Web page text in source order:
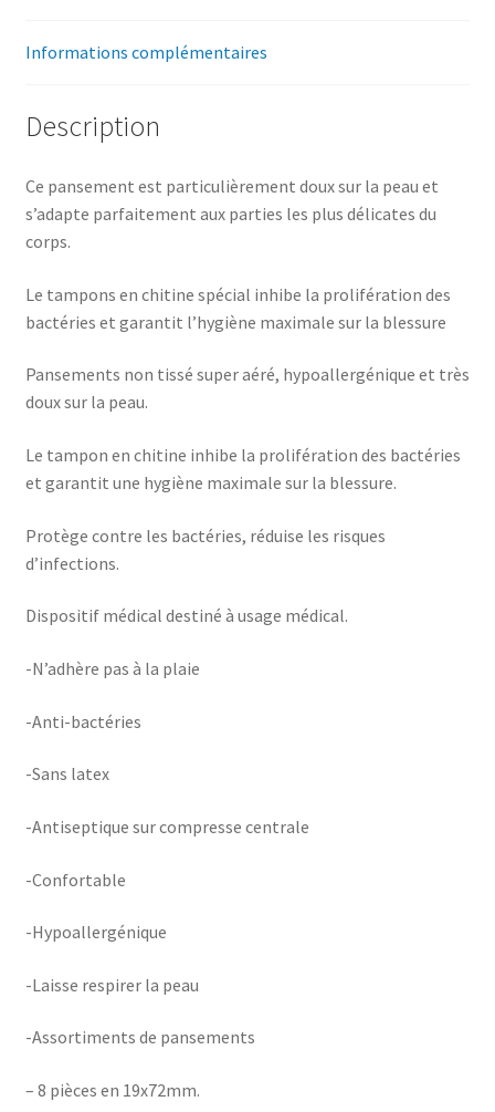
Informations complémentaires
Description
Ce pansement est particulièrement doux sur la peau et
s’adapte parfaitement aux parties les plus délicates du
corps.
Le tampons en chitine spécial inhibe la prolifération des
bactéries et garantit l’hygiène maximale sur la blessure
Pansements non tissé super aéré, hypoallergénique et très
doux sur la peau.
Le tampon en chitine inhibe la prolifération des bactéries
et garantit une hygiène maximale sur la blessure.
Protège contre les bactéries, réduise les risques
d’infections.
Dispositif médical destiné à usage médical.
-N’adhère pas à la plaie
-Anti-bactéries
-Sans latex
-Antiseptique sur compresse centrale
-Confortable
-Hypoallergénique
-Laisse respirer la peau
-Assortiments de pansements
– 8 pièces en 19x72mm.